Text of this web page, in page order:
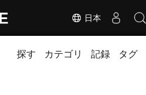
日本
探す カテゴリ 記録 タグ